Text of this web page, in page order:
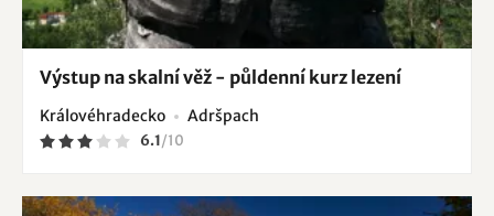
Výstup na skalní věž - půldenní kurz lezení
Královéhradecko Adršpach
6.1/10